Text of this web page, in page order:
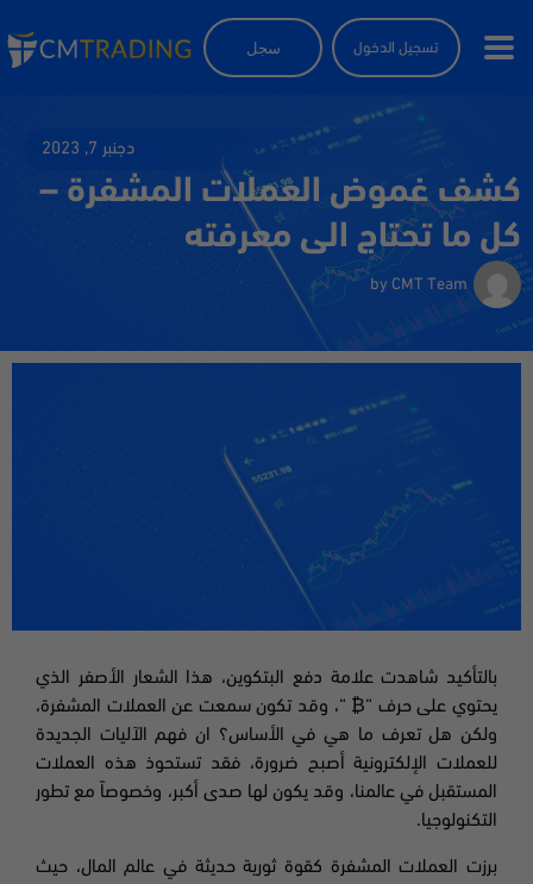
تسجيل الدخول سجل
دجنبر 7, 2023
كشف غموض العملات المشفرة –
كل ما تحتاج الى معرفته
by CMT Team
بالتأكيد شاهدت علامة دفع البتكوين، هذا الشعار الأصفر الذي
يحتوي على حرف “₿ “، وقد تكون سمعت عن العملات المشفرة،
ولكن هل تعرف ما هي في الأساس؟ ان فهم الآليات الجديدة
للعملات الإلكترونية أصبح ضرورة، فقد تستحوذ هذه العملات
المستقبل في عالمنا، وقد يكون لها صدى أكبر، وخصوصاً مع تطور
التكنولوجيا.
برزت العملات المشفرة كقوة ثورية حديثة في عالم المال، حيث